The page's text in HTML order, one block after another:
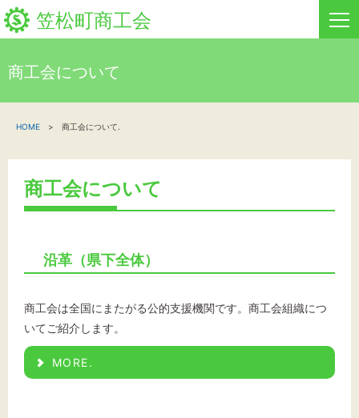
笠松町商工会
関係機関の方へ
商工会について
HOME 商工会について.
商工会について
沿革（県下全体）
商工会は全国にまたがる公的支援機関です。商工会組織につ
いてご紹介します。
MORE.